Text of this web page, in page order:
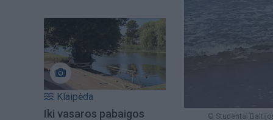
Klaipėda
Iki vasaros pabaigos
© Studentai